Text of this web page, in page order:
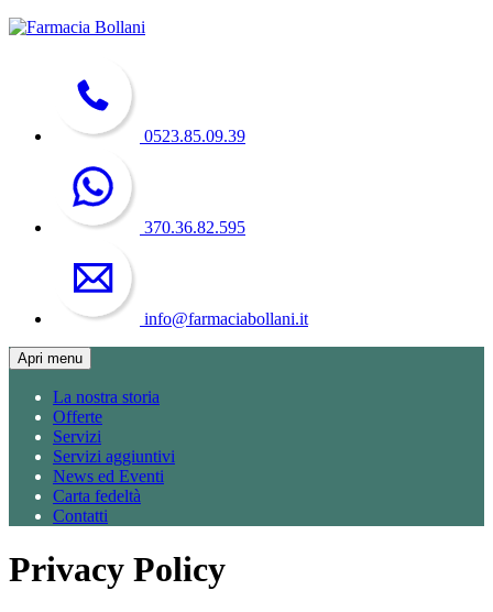
0523.85.09.39
370.36.82.595
info@farmaciabollani.it
Apri menu
La nostra storia
Offerte
Servizi
Servizi aggiuntivi
News ed Eventi
Carta fedeltà
Contatti
Privacy Policy